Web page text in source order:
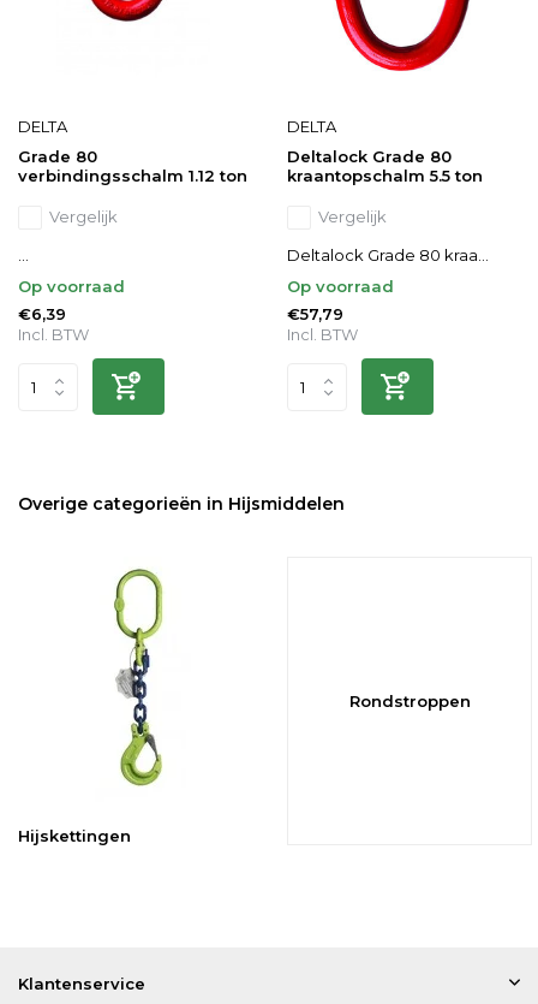
DELTA
Grade 80
verbindingsschalm 1.12 ton
Vergelijk
Op voorraad
€6,39
Incl. BTW
DELTA
Deltalock Grade 80
kraantopschalm 5.5 ton
Vergelijk
Deltalock Grade 80 kraa...
Op voorraad
€57,79
Incl. BTW
Overige categorieën in Hijsmiddelen
Hijskettingen
Rondstroppen
Klantenservice